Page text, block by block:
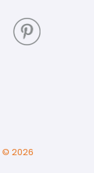
© 2026